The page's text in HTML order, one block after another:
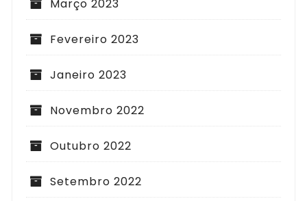
Março 2023
Fevereiro 2023
Janeiro 2023
Novembro 2022
Outubro 2022
Setembro 2022